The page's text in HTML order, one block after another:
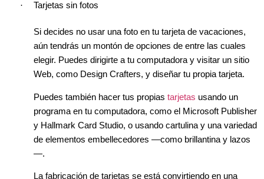
· Tarjetas sin fotos
Si decides no usar una foto en tu tarjeta de vacaciones,
aún tendrás un montón de opciones de entre las cuales
elegir. Puedes dirigirte a tu computadora y visitar un sitio
Web, como Design Crafters, y diseñar tu propia tarjeta.
Puedes también hacer tus propias tarjetas usando un
programa en tu computadora, como el Microsoft Publisher
y Hallmark Card Studio, o usando cartulina y una variedad
de elementos embellecedores —como brillantina y lazos
—.
La fabricación de tarjetas se está convirtiendo en una